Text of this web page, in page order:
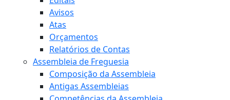
Avisos
Atas
Orçamentos
Relatórios de Contas
Assembleia de Freguesia
Composição da Assembleia
Antigas Assembleias